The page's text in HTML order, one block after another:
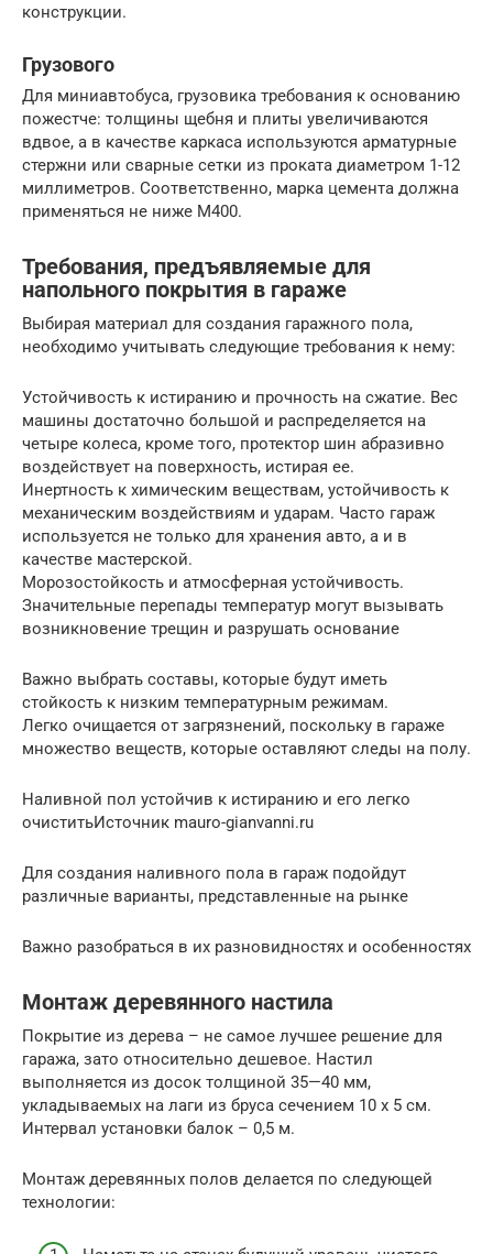
конструкции.
Грузового
Для миниавтобуса, грузовика требования к основанию
пожестче: толщины щебня и плиты увеличиваются
вдвое, а в качестве каркаса используются арматурные
стержни или сварные сетки из проката диаметром 1-12
миллиметров. Соответственно, марка цемента должна
применяться не ниже М400.
Требования, предъявляемые для
напольного покрытия в гараже
Выбирая материал для создания гаражного пола,
необходимо учитывать следующие требования к нему:
Устойчивость к истиранию и прочность на сжатие. Вес
машины достаточно большой и распределяется на
четыре колеса, кроме того, протектор шин абразивно
воздействует на поверхность, истирая ее.
Инертность к химическим веществам, устойчивость к
механическим воздействиям и ударам. Часто гараж
используется не только для хранения авто, а и в
качестве мастерской.
Морозостойкость и атмосферная устойчивость.
Значительные перепады температур могут вызывать
возникновение трещин и разрушать основание
Важно выбрать составы, которые будут иметь
стойкость к низким температурным режимам.
Легко очищается от загрязнений, поскольку в гараже
множество веществ, которые оставляют следы на полу.
Наливной пол устойчив к истиранию и его легко
очиститьИсточник mauro-gianvanni.ru
Для создания наливного пола в гараж подойдут
различные варианты, представленные на рынке
Важно разобраться в их разновидностях и особенностях
Монтаж деревянного настила
Покрытие из дерева – не самое лучшее решение для
гаража, зато относительно дешевое. Настил
выполняется из досок толщиной 35—40 мм,
укладываемых на лаги из бруса сечением 10 х 5 см.
Интервал установки балок – 0,5 м.
Монтаж деревянных полов делается по следующей
технологии: